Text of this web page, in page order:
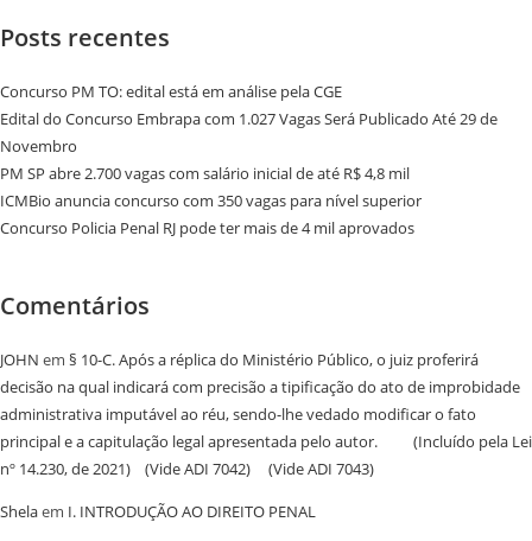
Posts recentes
Concurso PM TO: edital está em análise pela CGE
Edital do Concurso Embrapa com 1.027 Vagas Será Publicado Até 29 de
Novembro
PM SP abre 2.700 vagas com salário inicial de até R$ 4,8 mil
ICMBio anuncia concurso com 350 vagas para nível superior
Concurso Policia Penal RJ pode ter mais de 4 mil aprovados
Comentários
JOHN em § 10-C. Após a réplica do Ministério Público, o juiz proferirá
decisão na qual indicará com precisão a tipificação do ato de improbidade
administrativa imputável ao réu, sendo-lhe vedado modificar o fato
principal e a capitulação legal apresentada pelo autor. (Incluído pela Lei
nº 14.230, de 2021) (Vide ADI 7042) (Vide ADI 7043)
Shelaem I. INTRODUÇÃO AO DIREITO PENAL